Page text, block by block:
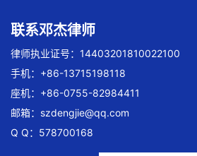
联系邓杰律师
律师执业证号：14403201810022100
手机：+86-13715198118
座机：+86-0755-82984411
邮箱： szdengjie@qq.com
Q Q：578700168